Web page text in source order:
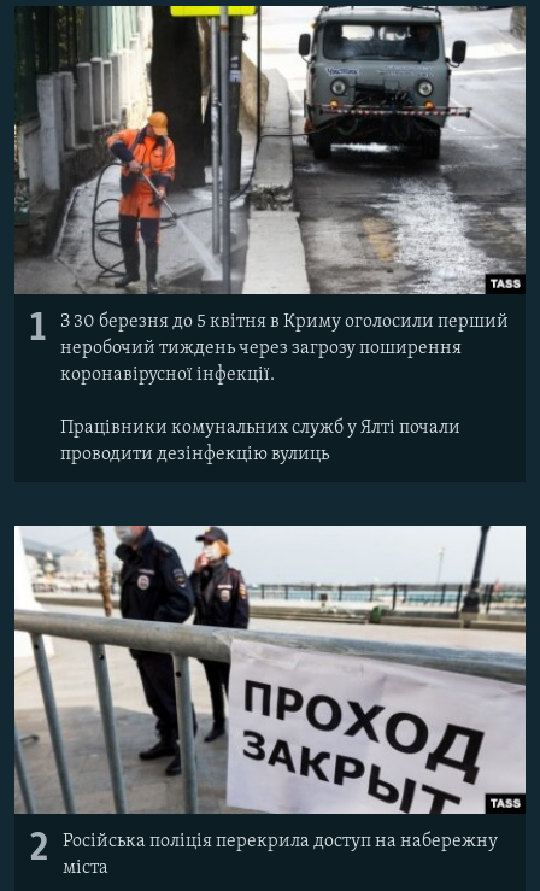
ВІДЕОУРОКИ «ELIFBE»
СВІДЧЕННЯ ОКУПАЦІЇ
УКРАЇНСЬКА ПРОБЛЕМА КРИМУ
ІНФОГРАФІКА
Русский
Qırımtatar
ДОЛУЧАЙСЯ!
Усі сайти RFE/RL
1
З 30 березня до 5 квітня в Криму оголосили перший
неробочий тиждень через загрозу поширення
коронавірусної інфекції.
Працівники комунальних служб у Ялті почали
проводити дезінфекцію вулиць
2
Російська поліція перекрила доступ на набережну
міста